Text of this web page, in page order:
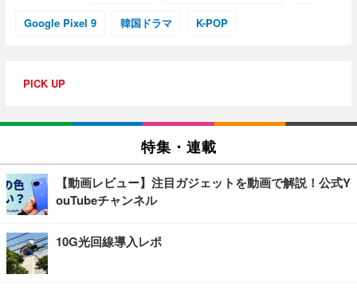
Google Pixel 9 韓国ドラマ K-POP
PICK UP
特集・連載
【動画レビュー】注目ガジェットを動画で解説！公式Y
ouTubeチャンネル
10G光回線導入レポ